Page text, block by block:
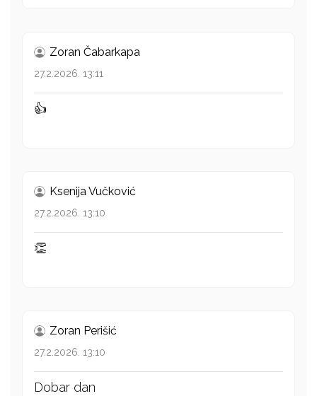
Zoran Čabarkapa
27.2.2026. 13:11
👍
Ksenija Vučković
27.2.2026. 13:10
👏
Zoran Perišić
27.2.2026. 13:10
Dobar dan